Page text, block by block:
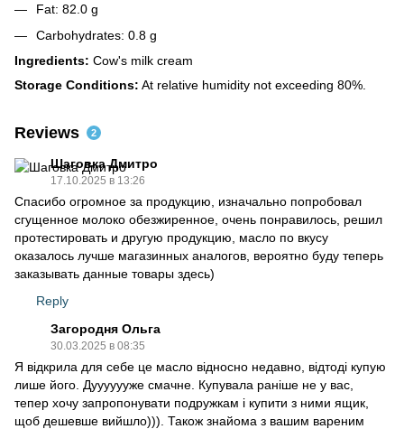
Fat: 82.0 g
Carbohydrates: 0.8 g
Ingredients: Cow's milk cream
Storage Conditions: At relative humidity not exceeding 80%.
Reviews 2
Шаговка Дмитро
17.10.2025 в 13:26
Спасибо огромное за продукцию, изначально попробовал
сгущенное молоко обезжиренное, очень понравилось, решил
протестировать и другую продукцию, масло по вкусу
оказалось лучше магазинных аналогов, вероятно буду теперь
заказывать данные товары здесь)
Reply
Загородня Ольга
30.03.2025 в 08:35
Я відкрила для себе це масло відносно недавно, відтоді купую
лише його. Дууууууже смачне. Купувала раніше не у вас,
тепер хочу запропонувати подружкам і купити з ними ящик,
щоб дешевше вийшло))). Також знайома з вашим вареним